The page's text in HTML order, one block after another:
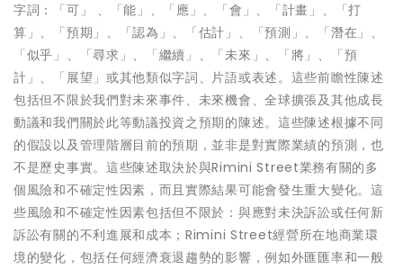
字詞：「可」 、「能」、「應」、「會」、「計畫」、「打
算」、「預期」、「認為」、「估計」、「預測」、「潛在」、
「似乎」、「尋求」、「繼續」、「未來」、「將」、「預
計」、「展望」或其他類似字詞、片語或表述。這些前瞻性陳述
包括但不限於我們對未來事件、未來機會、全球擴張及其他成長
動議和我們關於此等動議投資之預期的陳述。這些陳述根據不同
的假設以及管理階層目前的預期，並非是對實際業績的預測，也
不是歷史事實。這些陳述取決於與Rimini Street業務有關的多
個風險和不確定性因素，而且實際結果可能會發生重大變化。這
些風險和不確定性因素包括但不限於：與應對未決訴訟或任何新
訴訟有關的不利進展和成本；Rimini Street經營所在地商業環
境的變化，包括任何經濟衰退趨勢的影響，例如外匯匯率和一般